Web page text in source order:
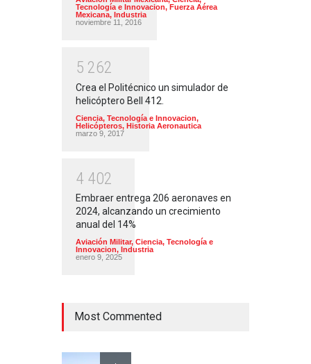
Tecnología e Innovacion, Fuerza Aérea
Mexicana, Industria
noviembre 11, 2016
5 262
Crea el Politécnico un simulador de
helicóptero Bell 412.
Ciencia, Tecnología e Innovacion,
Helicópteros, Historia Aeronautica
marzo 9, 2017
4 402
Embraer entrega 206 aeronaves en
2024, alcanzando un crecimiento
anual del 14%
Aviación Militar, Ciencia, Tecnología e
Innovacion, Industria
enero 9, 2025
Most Commented